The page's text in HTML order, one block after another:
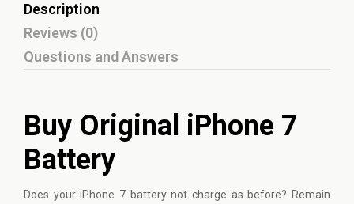
Description
Reviews (0)
Questions and Answers
Buy Original iPhone 7
Battery
Does youriPhone 7 battery not charge as before? Remain